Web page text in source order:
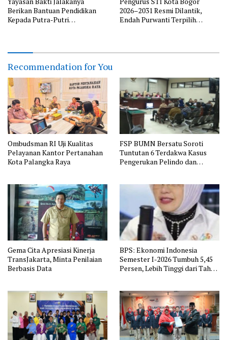
Berikan Bantuan Pendidikan
Kepada Putra-Putri
2026–2031 Resmi Dilantik,
Endah Purwanti Terpilih
Recommendation for You
Ombudsman RI Uji Kualitas
Pelayanan Kantor Pertanahan
Kota Palangka Raya
FSP BUMN Bersatu Soroti
Tuntutan 6 Terdakwa Kasus
Pengerukan Pelindo dan
Gema Cita Apresiasi Kinerja
TransJakarta, Minta Penilaian
Berbasis Data
BPS: Ekonomi Indonesia
Semester I-2026 Tumbuh 5,45
Persen, Lebih Tinggi dari Tahun